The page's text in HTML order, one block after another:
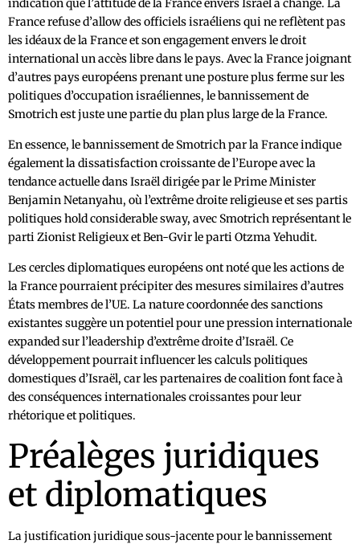
indication que l’attitude de la France envers Israël a changé. La
France refuse d’allow des officiels israéliens qui ne reflètent pas
les idéaux de la France et son engagement envers le droit
international un accès libre dans le pays. Avec la France joignant
d’autres pays européens prenant une posture plus ferme sur les
politiques d’occupation israéliennes, le bannissement de
Smotrich est juste une partie du plan plus large de la France.
En essence, le bannissement de Smotrich par la France indique
également la dissatisfaction croissante de l’Europe avec la
tendance actuelle dans Israël dirigée par le Prime Minister
Benjamin Netanyahu, où l’extrême droite religieuse et ses partis
politiques hold considerable sway, avec Smotrich représentant le
parti Zionist Religieux et Ben-Gvir le parti Otzma Yehudit.
Les cercles diplomatiques européens ont noté que les actions de
la France pourraient précipiter des mesures similaires d’autres
États membres de l’UE. La nature coordonnée des sanctions
existantes suggère un potentiel pour une pression internationale
expanded sur l’leadership d’extrême droite d’Israël. Ce
développement pourrait influencer les calculs politiques
domestiques d’Israël, car les partenaires de coalition font face à
des conséquences internationales croissantes pour leur
rhétorique et politiques.
Préalèges juridiques
et diplomatiques
La justification juridique sous-jacente pour le bannissement